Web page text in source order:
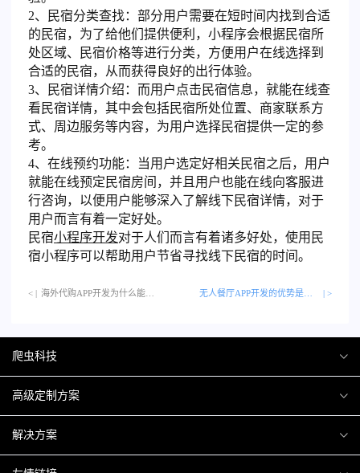
2、民宿分类查找：部分用户需要在短时间内找到合适
的民宿，为了给他们提供便利，小程序会根据民宿所
处区域、民宿价格等进行分类，方便用户在线选择到
合适的民宿，从而获得良好的出行体验。
3、民宿详情介绍：而用户点击民宿信息，就能在线查
看民宿详情，其中会包括民宿所处位置、商家联系方
式、周边服务等内容，为用户选择民宿提供一定的参
考。
4、在线预约功能：当用户选定好相关民宿之后，用户
就能在线预定民宿房间，并且用户也能在线向客服进
行咨询，以便用户能够深入了解线下民宿详情，对于
用户而言有着一定好处。
民宿小程序开发对于人们而言有着诸多好处，使用民
宿小程序可以帮助用户节省寻找线下民宿的时间。
< | | >
爬虫科技
爬虫案例
关于爬虫
高级定制方案
H5互动营销
微信小程序
解决方案